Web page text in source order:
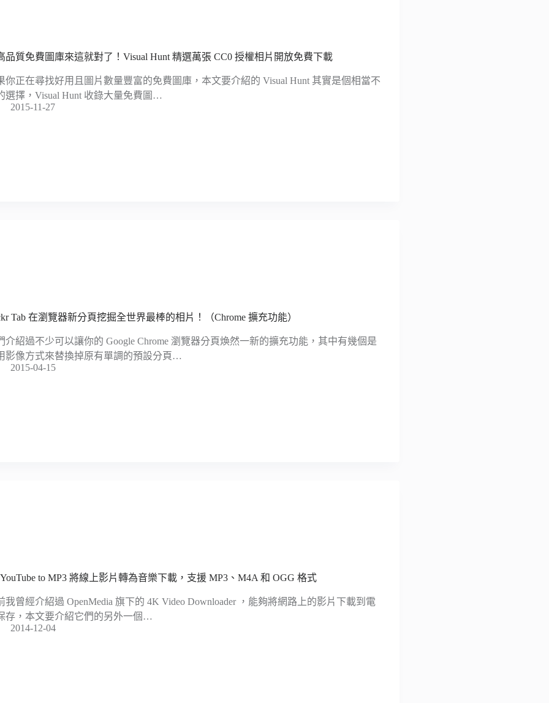
品質免費圖庫來這就對了！Visual Hunt 精選萬張 CC0 授權相片開放免費下載
你正在尋找好用且圖片數量豐富的免費圖庫，本文要介紹的 Visual Hunt 其實是個相當不
選擇，Visual Hunt 收錄大量免費圖…
2015-11-27
Tab 在瀏覽器新分頁挖掘全世界最棒的相片！（Chrome 擴充功能）
介紹過不少可以讓你的 Google Chrome 瀏覽器分頁煥然一新的擴充功能，其中有幾個是
影像方式來替換掉原有單調的預設分頁…
2015-04-15
to MP3 將線上影片轉為音樂下載，支援 MP3、M4A 和 OGG 格式
我曾經介紹過 OpenMedia 旗下的 4K Video Downloader ，能夠將網路上的影片下載到電
存，本文要介紹它們的另外一個…
2014-12-04